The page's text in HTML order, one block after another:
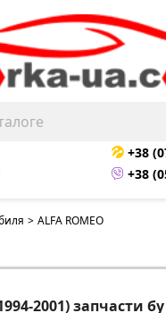
+38
+38
> ALFA ROMEO
2001) запчасти бу